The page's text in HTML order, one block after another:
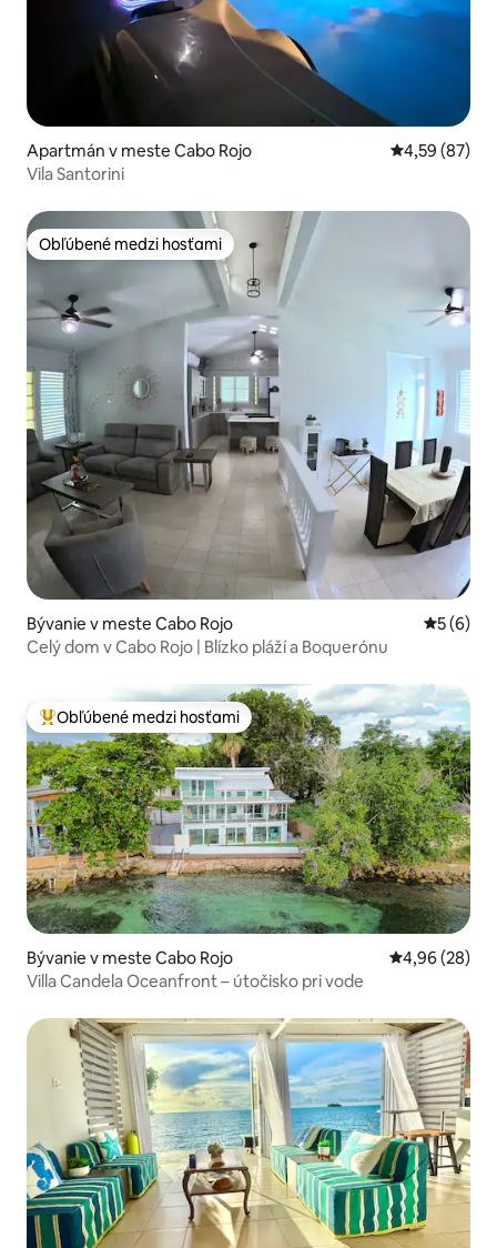
Apartmán v meste Cabo Rojo Priemerné
4,59 (87)
Vila Santorini
Obľúbené medzi hosťami
Obľúbené medzi hosťami
Bývanie v meste Cabo Rojo
5 (6)
Celý dom v Cabo Rojo | Blízko pláží a Boquerónu
Najobľúbenejšie medzi hosťami
Obľúbené medzi hosťami
Bývanie v meste Cabo Rojo Priemerné
4,96 (28)
Villa Candela Oceanfront – útočisko pri vode